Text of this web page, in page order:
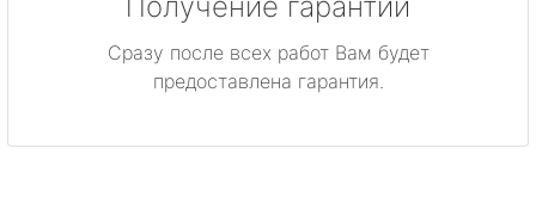
Сразу после всех работ Вам будет
предоставлена гарантия.